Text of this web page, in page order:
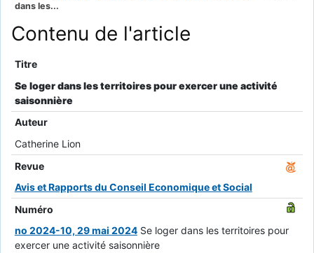
dans les...
Contenu de l'article
Titre
Se loger dans les territoires pour exercer une activité
saisonnière
Auteur
Catherine Lion
Revue
Avis et Rapports du Conseil Economique et Social
Numéro
no 2024-10, 29 mai 2024 Se loger dans les territoires pour
exercer une activité saisonnière